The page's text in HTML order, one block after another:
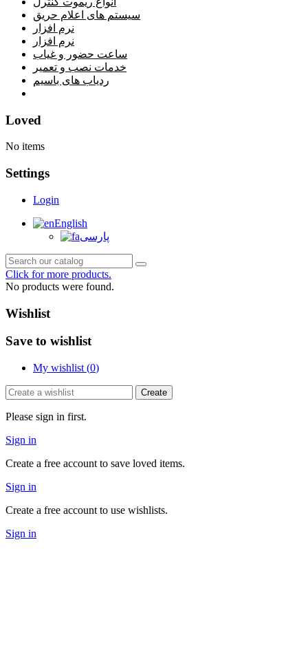
سیستم های اعلام حریق
نرم افزار
نرم افزار
ساعت حضور و غیاب
خدمات نصب و تعمیر
ردیاب های باسیم
Loved
No items
Settings
Login
English
پارسی
Click for more products.
No products were found.
Wishlist
Save to wishlist
My wishlist (0)
Create
Please sign in first.
Sign in
Create a free account to save loved items.
Sign in
Create a free account to use wishlists.
Sign in